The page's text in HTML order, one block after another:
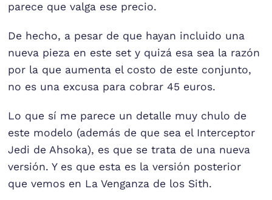
parece que valga ese precio.
De hecho, a pesar de que hayan incluido una
nueva pieza en este set y quizá esa sea la razón
por la que aumenta el costo de este conjunto,
no es una excusa para cobrar 45 euros.
Lo que sí me parece un detalle muy chulo de
este modelo (además de que sea el Interceptor
Jedi de Ahsoka), es que se trata de una nueva
versión. Y es que esta es la versión posterior
que vemos en La Venganza de los Sith.